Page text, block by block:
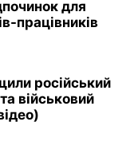
для
працівників
російський
військовий